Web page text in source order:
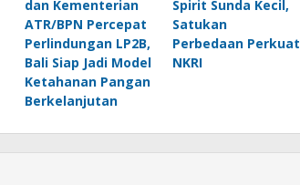
dan Kementerian
ATR/BPN Percepat
Perlindungan LP2B,
Bali Siap Jadi Model
Ketahanan Pangan
Berkelanjutan
Spirit Sunda Kecil,
Satukan
Perbedaan Perkuat
NKRI